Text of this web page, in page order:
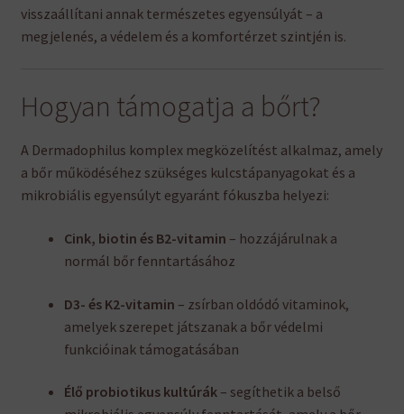
visszaállítani annak természetes egyensúlyát – a
megjelenés, a védelem és a komfortérzet szintjén is.
Hogyan támogatja a bőrt?
A Dermadophilus komplex megközelítést alkalmaz, amely
a bőr működéséhez szükséges kulcstápanyagokat és a
mikrobiális egyensúlyt egyaránt fókuszba helyezi:
Cink, biotin és B2-vitamin – hozzájárulnak a
normál bőr fenntartásához
D3- és K2-vitamin – zsírban oldódó vitaminok,
amelyek szerepet játszanak a bőr védelmi
funkcióinak támogatásában
Élő probiotikus kultúrák– segíthetik a belső